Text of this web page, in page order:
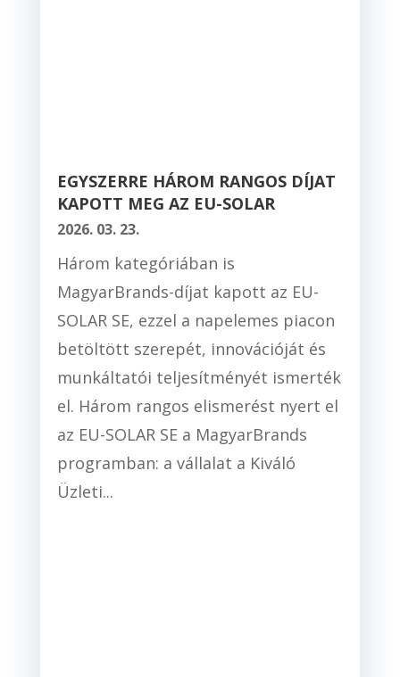
EGYSZERRE HÁROM RANGOS DÍJAT
KAPOTT MEG AZ EU-SOLAR
2026. 03. 23.
Három kategóriában is
MagyarBrands-díjat kapott az EU-
SOLAR SE, ezzel a napelemes piacon
betöltött szerepét, innovációját és
munkáltatói teljesítményét ismerték
el. Három rangos elismerést nyert el
az EU-SOLAR SE a MagyarBrands
programban: a vállalat a Kiváló
Üzleti...